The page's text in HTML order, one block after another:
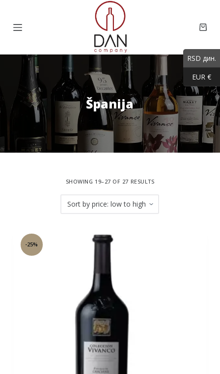
k
p
o
cart
Španija
SHOWING 19–27 OF 27 RESULTS
-25%
RSD дин.
EUR €